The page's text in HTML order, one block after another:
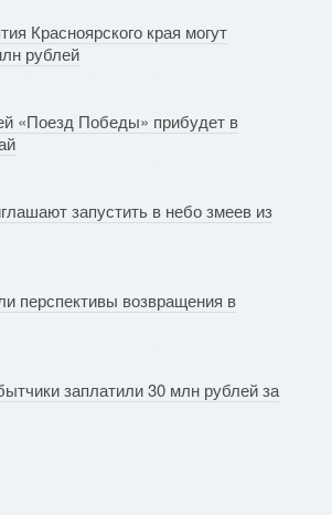
Красноярского края могут
рублей
«Поезд Победы» прибудет в
запустить в небо змеев из
перспективы возвращения в
заплатили 30 млн рублей за